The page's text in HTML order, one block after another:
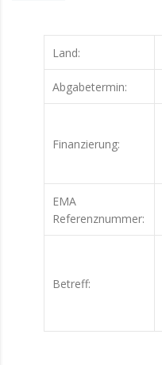
Land:
Abgabetermin:
Finanzierung:
EMA
Referenznummer:
Betreff: